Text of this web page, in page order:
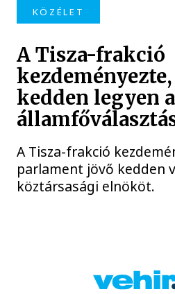
KÖZÉLET
A Tisza-frakció
kedden legyen
A Tisza-frakció
parlament jövő kedden
köztársasági elnököt.